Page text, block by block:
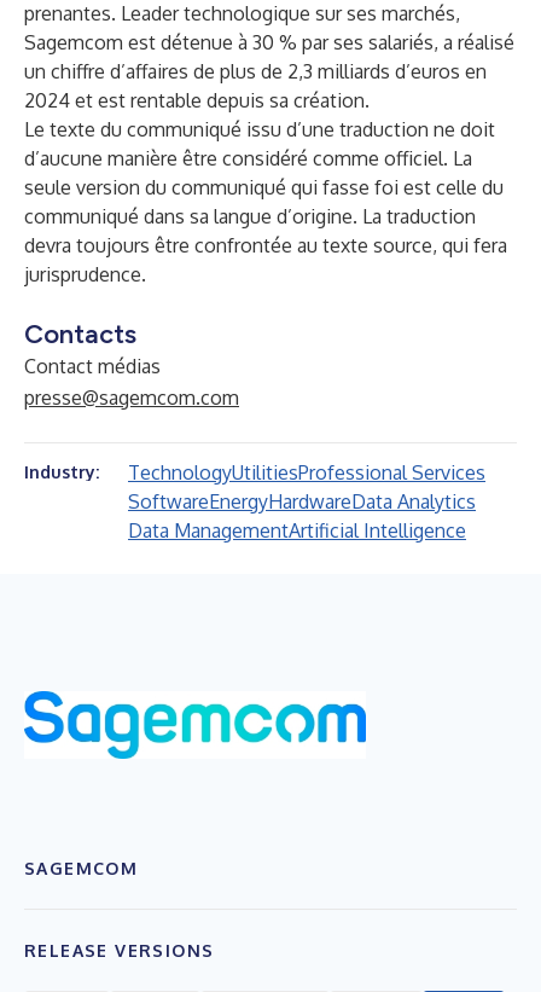
prenantes. Leader technologique sur ses marchés,
Sagemcom est détenue à 30 % par ses salariés, a réalisé
un chiffre d’affaires de plus de 2,3 milliards d’euros en
2024 et est rentable depuis sa création.
Le texte du communiqué issu d’une traduction ne doit
d’aucune manière être considéré comme officiel. La
seule version du communiqué qui fasse foi est celle du
communiqué dans sa langue d’origine. La traduction
devra toujours être confrontée au texte source, qui fera
jurisprudence.
Contacts
Contact médias
presse@sagemcom.com
Industry: TechnologyUtilitiesProfessional Services
SoftwareEnergyHardwareData Analytics
Data ManagementArtificial Intelligence
SAGEMCOM
RELEASE VERSIONS